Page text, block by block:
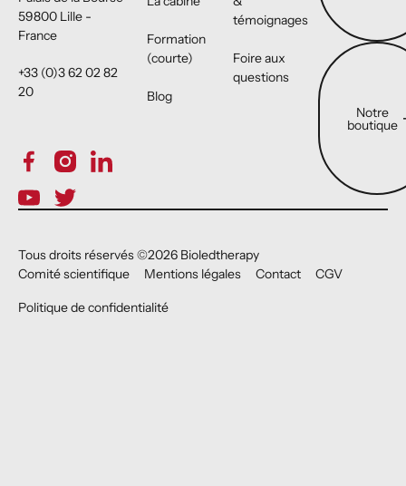
59800 Lille -
France
+33 (0)3 62 02 82
20
Formation
(courte)
Blog
témoignages
Foire aux
questions
Notre
Notre
boutique
Tous droits réservés ©2026 Bioledtherapy
Comité scientifique
Mentions légales Contact CGV
Politique de confidentialité